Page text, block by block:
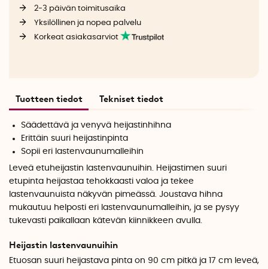
2-3 päivän toimitusaika
Yksilöllinen ja nopea palvelu
Korkeat asiakasarviot
Tuotteen tiedot Tekniset tiedot
Säädettävä ja venyvä heijastinhihna
Erittäin suuri heijastinpinta
Sopii eri lastenvaunumalleihin
Leveä etuheijastin lastenvaunuihin. Heijastimen suuri
etupinta heijastaa tehokkaasti valoa ja tekee
lastenvaunuista näkyvän pimeässä. Joustava hihna
mukautuu helposti eri lastenvaunumalleihin, ja se pysyy
tukevasti paikallaan kätevän kiinnikkeen avulla.
Heijastin lastenvaunuihin
Etuosan suuri heijastava pinta on 90 cm pitkä ja 17 cm leveä,